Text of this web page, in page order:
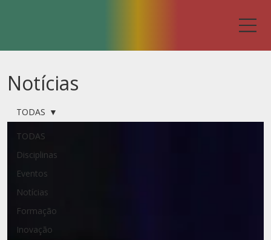
Notícias
TODAS
Disciplinas
Eventos
Notícias
Formação
Inovação
TODAS